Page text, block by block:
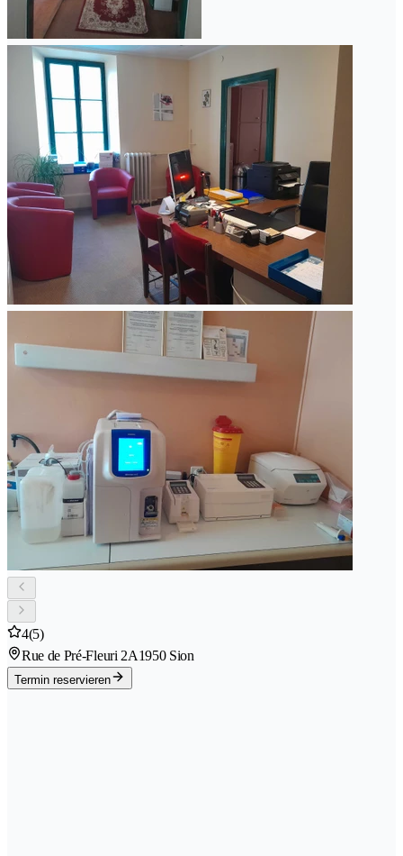
4(5)
Rue de Pré-Fleuri 2A1950 Sion
Termin reservieren